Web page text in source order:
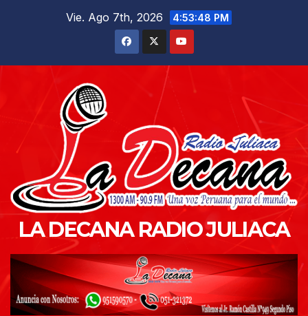
Vie. Ago 7th, 2026 4:53:49 PM
LA DECANA RADIO JULIACA